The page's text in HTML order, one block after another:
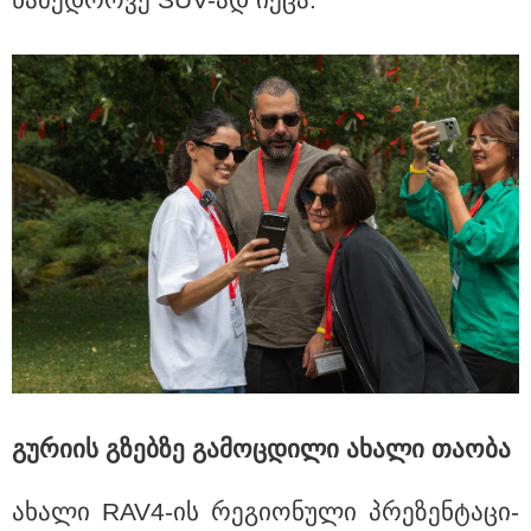
18:21 / 07-08-2026
"ვიდეოს ნახვა ჩემთვის იყო სიკვდილი - ისეთი ხმა
აქვს, თითქოს ეხვეწება, ცუდად არის" - 12 წლის წინ
გაუჩინარებული ბიჭის დედა გავრცელებულ ვიდეოზე
პირველ კომენტარს აკეთებს
გუ­რი­ის გზებ­ზე გა­მოც­დი­ლი ახა­ლი თა­ო­ბა
ახა­ლი RAV4-ის რე­გი­ო­ნუ­ლი პრე­ზენ­ტა­ცი­